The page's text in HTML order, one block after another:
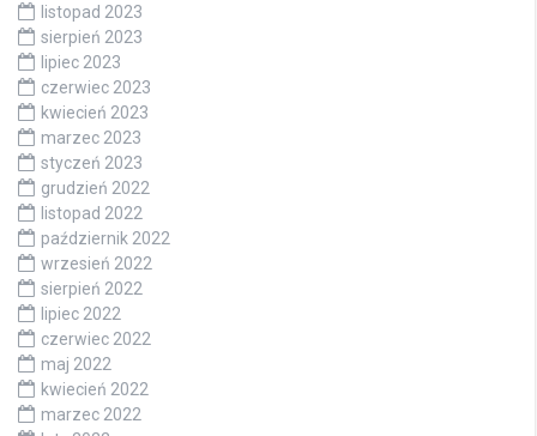
listopad 2023
sierpień 2023
lipiec 2023
czerwiec 2023
kwiecień 2023
marzec 2023
styczeń 2023
grudzień 2022
listopad 2022
październik 2022
wrzesień 2022
sierpień 2022
lipiec 2022
czerwiec 2022
maj 2022
kwiecień 2022
marzec 2022